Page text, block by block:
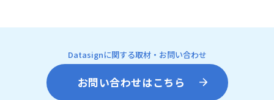
Datasignに関する取材・お問い合わせ
お問い合わせはこちら